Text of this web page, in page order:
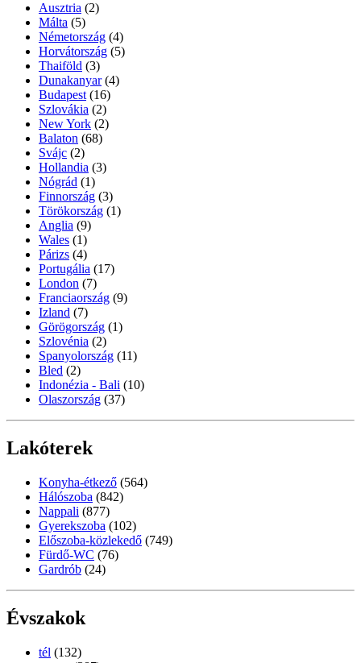
Ausztria (2)
Málta (5)
Németország (4)
Horvátország (5)
Thaiföld (3)
Dunakanyar (4)
Budapest (16)
Szlovákia (2)
New York (2)
Balaton (68)
Svájc (2)
Hollandia (3)
Nógrád (1)
Finnország (3)
Törökország (1)
Anglia (9)
Wales (1)
Párizs (4)
Portugália (17)
London (7)
Franciaország (9)
Izland (7)
Görögország (1)
Szlovénia (2)
Spanyolország (11)
Bled (2)
Indonézia - Bali (10)
Olaszország (37)
Lakóterek
Konyha-étkező (564)
Hálószoba (842)
Nappali (877)
Gyerekszoba (102)
Előszoba-közlekedő (749)
Fürdő-WC (76)
Gardrób (24)
Évszakok
tél (132)